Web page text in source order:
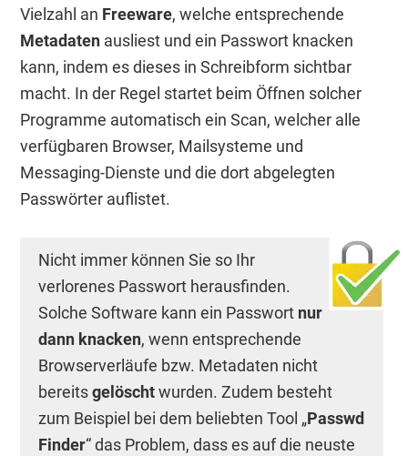
Vielzahl an Freeware, welche entsprechende
Metadaten ausliest und ein Passwort knacken
kann, indem es dieses in Schreibform sichtbar
macht. In der Regel startet beim Öffnen solcher
Programme automatisch ein Scan, welcher alle
verfügbaren Browser, Mailsysteme und
Messaging-Dienste und die dort abgelegten
Passwörter auflistet.
Nicht immer können Sie so Ihr
verlorenes Passwort herausfinden.
Solche Software kann ein Passwort nur
dann knacken, wenn entsprechende
Browserverläufe bzw. Metadaten nicht
bereitsgelöschtwurden. Zudem besteht
zum Beispiel bei dem beliebten Tool „Passwd
Finder“ das Problem, dass es auf die neuste